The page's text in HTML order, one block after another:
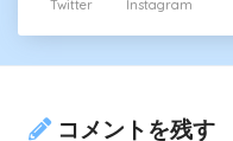
Twitter Instagram
コメントを残す